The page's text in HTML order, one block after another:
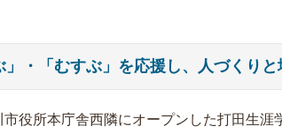
・「むすぶ」を応援し、人づくりと
役所本庁舎西隣にオープンした打田生涯